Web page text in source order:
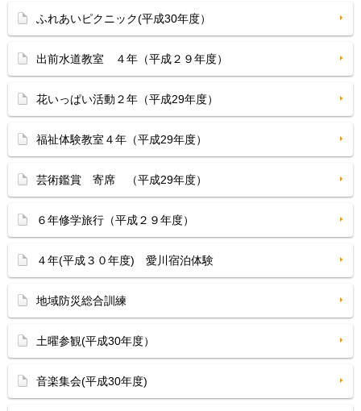
ふれあいピクニック(平成30年度）
出前水道教室 ４年（平成２９年度）
花いっぱい活動２年（平成29年度）
福祉体験教室４年（平成29年度）
芸術鑑賞 寄席 （平成29年度）
６年修学旅行（平成２９年度）
４年(平成３０年度) 愛川宿泊体験
地域防災総合訓練
土曜参観(平成30年度）
音楽集会(平成30年度)